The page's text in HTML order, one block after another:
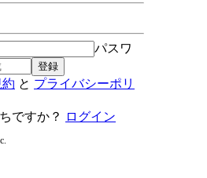
パスワ
登録
と プライバシーポリ
ですか？
ログイン